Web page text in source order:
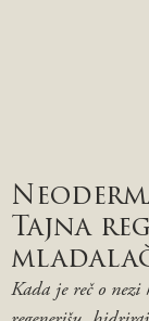
Tajna
Kada je reč o nezi